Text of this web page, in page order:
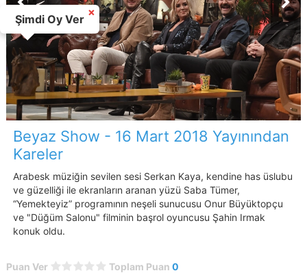
Beyaz Show - 16 Mart 2018 Yayınından
Kareler
Arabesk müziğin sevilen sesi Serkan Kaya, kendine has üslubu
ve güzelliği ile ekranların aranan yüzü Saba Tümer,
“Yemekteyiz” programının neşeli sunucusu Onur Büyüktopçu
ve "Düğüm Salonu" filminin başrol oyuncusu Şahin Irmak
konuk oldu.
Puan Ver Toplam Puan 0
Şimdi Oy Ver
×